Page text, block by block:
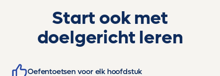
Start ook met
doelgericht leren
Oefentoetsen voor elk hoofdstuk